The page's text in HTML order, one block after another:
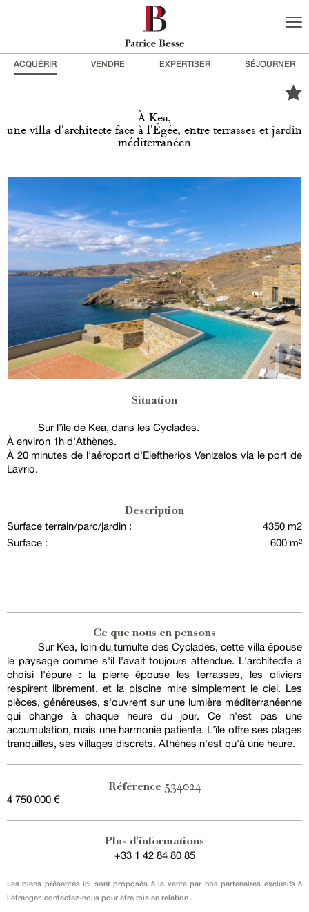
ACQUÉRIR VENDRE EXPERTISER SÉJOURNER
À Kea,
une villa d'architecte face à l'Égée, entre terrasses et jardin
méditerranéen
Situation
Sur l'île de Kea, dans les Cyclades.
À environ 1h d'Athènes.
À 20 minutes de l'aéroport d'Eleftherios Venizelos via le port de
Lavrio.
Description
Surface terrain/parc/jardin :
4350 m2
Surface :
600 m²
Ce que nous en pensons
Sur Kea, loin du tumulte des Cyclades, cette villa épouse
le paysage comme s'il l'avait toujours attendue. L'architecte a
choisi l'épure : la pierre épouse les terrasses, les oliviers
respirent librement, et la piscine mire simplement le ciel. Les
pièces, généreuses, s'ouvrent sur une lumière méditerranéenne
qui change à chaque heure du jour. Ce n'est pas une
accumulation, mais une harmonie patiente. L'île offre ses plages
tranquilles, ses villages discrets. Athènes n'est qu'à une heure.
Référence 534024
4 750 000 €
Plus d'informations
+33 1 42 84 80 85
Les biens présentés ici sont proposés à la vente par nos partenaires exclusifs à
l'étranger, contactez-nous pour être mis en relation .